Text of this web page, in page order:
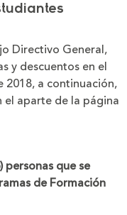
Directivo General,
y descuentos en el
2018, a continuación,
el aparte de la página
personas que se
de Formación